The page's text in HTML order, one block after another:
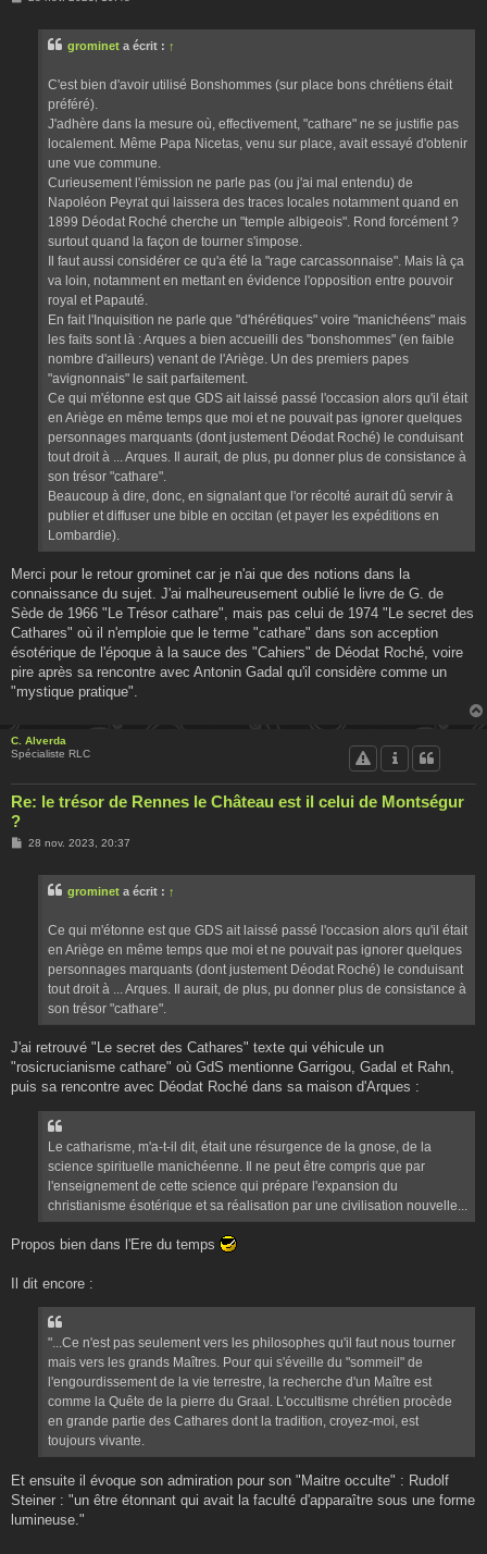
grominet a écrit : ↑
C'est bien d'avoir utilisé Bonshommes (sur place bons chrétiens était
préféré).
J'adhère dans la mesure où, effectivement, "cathare" ne se justifie pas
localement. Même Papa Nicetas, venu sur place, avait essayé d'obtenir
une vue commune.
Curieusement l'émission ne parle pas (ou j'ai mal entendu) de
Napoléon Peyrat qui laissera des traces locales notamment quand en
1899 Déodat Roché cherche un "temple albigeois". Rond forcément ?
surtout quand la façon de tourner s'impose.
Il faut aussi considérer ce qu'a été la "rage carcassonnaise". Mais là ça
va loin, notamment en mettant en évidence l'opposition entre pouvoir
royal et Papauté.
En fait l'Inquisition ne parle que "d'hérétiques" voire "manichéens" mais
les faits sont là : Arques a bien accueilli des "bonshommes" (en faible
nombre d'ailleurs) venant de l'Ariège. Un des premiers papes
"avignonnais" le sait parfaitement.
Ce qui m'étonne est que GDS ait laissé passé l'occasion alors qu'il était
en Ariège en même temps que moi et ne pouvait pas ignorer quelques
personnages marquants (dont justement Déodat Roché) le conduisant
tout droit à ... Arques. Il aurait, de plus, pu donner plus de consistance à
son trésor "cathare".
Beaucoup à dire, donc, en signalant que l'or récolté aurait dû servir à
publier et diffuser une bible en occitan (et payer les expéditions en
Lombardie).
Merci pour le retour grominet car je n'ai que des notions dans la
connaissance du sujet. J'ai malheureusement oublié le livre de G. de
Sède de 1966 "Le Trésor cathare", mais pas celui de 1974 "Le secret des
Cathares" où il n'emploie que le terme "cathare" dans son acception
ésotérique de l'époque à la sauce des "Cahiers" de Déodat Roché, voire
pire après sa rencontre avec Antonin Gadal qu'il considère comme un
"mystique pratique".
C. Alverda
Spécialiste RLC
Re: le trésor de Rennes le Château est il celui de Montségur
?
M28 nov. 2023, 20:37
grominet a écrit : ↑
Ce qui m'étonne est que GDS ait laissé passé l'occasion alors qu'il était
en Ariège en même temps que moi et ne pouvait pas ignorer quelques
personnages marquants (dont justement Déodat Roché) le conduisant
tout droit à ... Arques. Il aurait, de plus, pu donner plus de consistance à
son trésor "cathare".
J'ai retrouvé "Le secret des Cathares" texte qui véhicule un
"rosicrucianisme cathare" où GdS mentionne Garrigou, Gadal et Rahn,
puis sa rencontre avec Déodat Roché dans sa maison d'Arques :
Le catharisme, m'a-t-il dit, était une résurgence de la gnose, de la
science spirituelle manichéenne. Il ne peut être compris que par
l'enseignement de cette science qui prépare l'expansion du
christianisme ésotérique et sa réalisation par une civilisation nouvelle...
Propos bien dans l'Ere du temps
Il dit encore :
"...Ce n'est pas seulement vers les philosophes qu'il faut nous tourner
mais vers les grands Maîtres. Pour qui s'éveille du "sommeil" de
l'engourdissement de la vie terrestre, la recherche d'un Maître est
comme la Quête de la pierre du Graal. L'occultisme chrétien procède
en grande partie des Cathares dont la tradition, croyez-moi, est
toujours vivante.
Et ensuite il évoque son admiration pour son "Maitre occulte" : Rudolf
Steiner : "un être étonnant qui avait la faculté d'apparaître sous une forme
lumineuse."